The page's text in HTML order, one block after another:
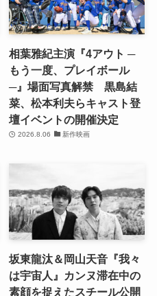
相葉雅紀主演『4アウト ─
もう一度、プレイボール
─』場面写真解禁 黒島結
菜、松本利夫らキャスト登
壇イベントの開催決定
2026.8.06 新作映画
坂東龍汰＆岡山天音『我々
は宇宙人』カンヌ滞在中の
素顔を捉えたスチール公開